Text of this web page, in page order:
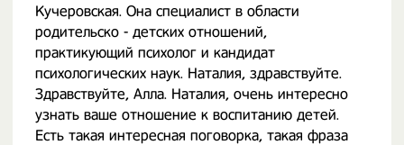
Кучеровская. Она специалист в области
родительско - детских отношений,
практикующий психолог и кандидат
психологических наук. Наталия, здравствуйте.
Здравствуйте, Алла. Наталия, очень интересно
узнать ваше отношение к воспитанию детей.
Есть такая интересная поговорка, такая фраза